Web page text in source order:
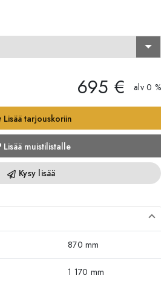
695 € alv 0 %
Lisää tarjouskoriin
Lisää muistilistalle
Kysy lisää
870 mm
1 170 mm